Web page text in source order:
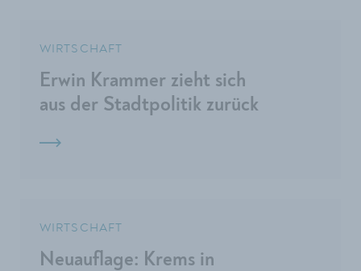
WIRTSCHAFT
Erwin Krammer zieht sich
aus der Stadtpolitik zurück
WIRTSCHAFT
Neuauflage: Krems in